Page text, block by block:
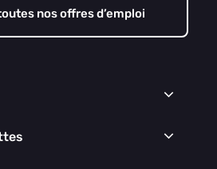
nos offres d’emploi